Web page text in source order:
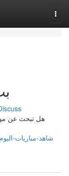
هل تبحث عن